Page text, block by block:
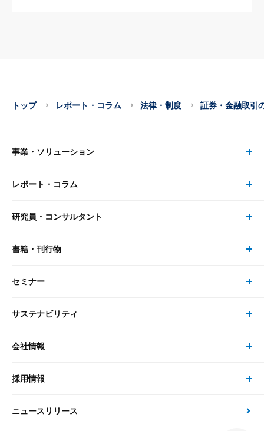
トップ レポート・コラム 法律・制度 証券・金融取引
事業・ソリューション
事業・ソリューション トップ
リサーチ
大和総研の強み
先端テクノロジーに基づく新たな価値の創出
レポート・コラム
レポート・コラム トップ
最新のレポート・コラム
政策分析
研究員・コンサルタント
研究員・コンサルタント トップ
研究員
書籍・刊行物
書籍・刊行物 トップ
書籍
セミナー
セミナー トップ
現在受付中のセミナー・イベント
サステナビリティ
サステナビリティの取り組み
次世代社会への貢献
会社情報
会社情報 トップ
会社概要・役員一覧
採用情報
採用情報 トップ
ニュースリリース